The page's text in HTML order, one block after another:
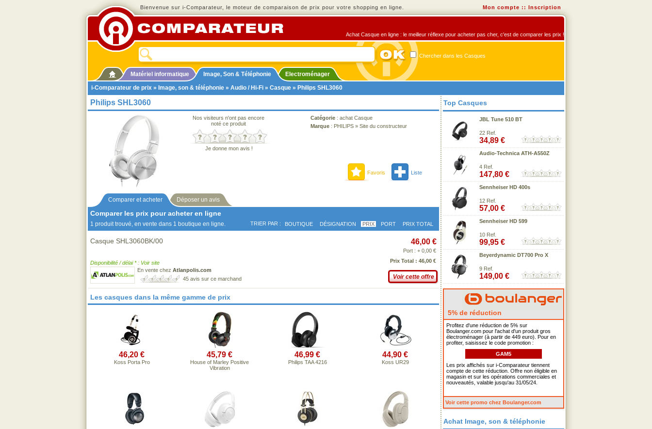
Bienvenue sur i-Comparateur, le moteur de comparaison de prix pour votre shopping en ligne. Mon compte :: Inscription
Achat Casque en ligne : le meilleur réflexe pour acheter pas cher, c'est de comparer les prix !
Chercher dans les Casques
Matériel informatique Image, Son & Téléphonie
Electroménager
i-Comparateur de prix » Image, son & téléphonie » Audio / Hi-Fi » Casque » Philips SHL3060
Philips SHL3060
Nos visiteurs n'ont pas encore
noté ce produit
Je donne mon avis !
Catégorie : achat Casque
Marque : PHILIPS » Site du constructeur
Favoris Liste
Comparer et acheter Déposer un avis
Comparer les prix pour acheter en ligne
1 produit trouvé, en vente dans 1 boutique en ligne. TRIER PAR : BOUTIQUE DÉSIGNATION PRIX PORT PRIX TOTAL
Casque SHL3060BK/00
Disponibilité / délai * : Voir site
En vente chez Atlanpolis.com
45 avis sur ce marchand
46,00 €
Port : + 0,00 €
Prix Total : 46,00 €
Voir cette offre
Les casques dans la même gamme de prix
46,20 €
Koss Porta Pro
45,79 €
House of Marley Positive
Vibration
46,99 €
Philips TAA 4216
44,90 €
Koss UR29
Top Casques
JBL Tune 510 BT
22 Ref.
34,89 €
Audio-Technica ATH-A550Z
4 Ref.
147,80 €
Sennheiser HD 400s
12 Ref.
57,00 €
Sennheiser HD 599
10 Ref.
99,95 €
Beyerdynamic DT700 Pro X
9 Ref.
149,00 €
5% de réduction
Profitez d'une réduction de 5% sur
Boulanger.com pour l'achat d'un produit gros
électroménager (à partir de 449 euro). Pour en
profiter, saisissez le code promotion :
GAM5
Les prix affichés sur i-Comparateur tiennent
compte de cette réduction. Offre non éligible en
magasin et sur les opérations commerciales et
nouveautés, valable jusqu'au 31/05/24.
Voir cette promo chez Boulanger.com
Achat Image, son & téléphonie